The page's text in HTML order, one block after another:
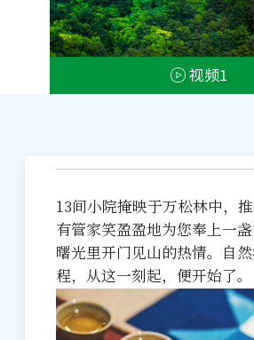
视频1
13间小院掩映于万松林中，
有管家笑盈盈地为您奉上一
曙光里开门见山的热情。自
程，从这一刻起，便开始了。